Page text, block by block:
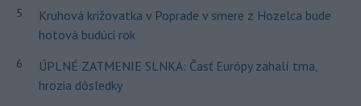
5
Kruhová križovatka v Poprade v smere z Hozelca bude
hotová budúci rok
6
ÚPLNÉ ZATMENIE SLNKA: Časť Európy zahalí tma,
hrozia dôsledky